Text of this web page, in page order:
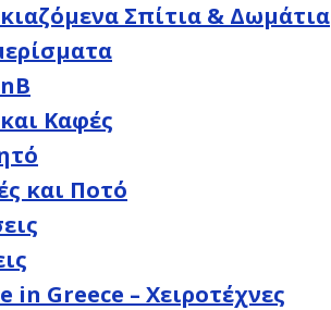
Σπίτια & Δωμάτια
Καφές
και Ποτό
in Greece – Χειροτέχνες